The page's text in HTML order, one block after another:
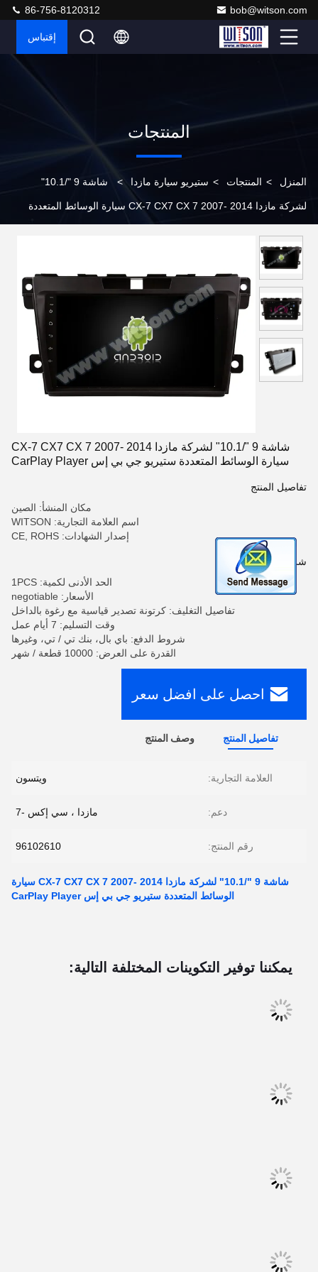
bob@witson.com
86-756-8120312
إقتباس
المنتجات
المنزل > المنتجات > ستيريو سيارة مازدا > شاشة 9 "/10.1"
لشركة مازدا CX-7 CX7 CX 7 2007- 2014 سيارة الوسائط المتعددة
شاشة 9 "/10.1" لشركة مازدا CX-7 CX7 CX 7 2007- 2014
سيارة الوسائط المتعددة ستيريو جي بي إس CarPlay Player
تفاصيل المنتج
مكان المنشأ: الصين
اسم العلامة التجارية: WITSON
إصدار الشهادات: CE, ROHS
شروط الدفع والشحن
الحد الأدنى لكمية: 1PCS
الأسعار: negotiable
تفاصيل التغليف: كرتونة تصدير قياسية مع رغوة بالداخل
وقت التسليم: 7 أيام عمل
شروط الدفع: باي بال، بنك تي / تي، وغيرها
القدرة على العرض: 10000 قطعة / شهر
احصل على افضل سعر
تفاصيل المنتج وصف المنتج
العلامة التجارية: ويتسون
دعم: مازدا ، سي إكس -7
رقم المنتج: 96102610
شاشة 9 "/10.1" لشركة مازدا CX-7 CX7 CX 7 2007- 2014 سيارة
الوسائط المتعددة ستيريو جي بي إس CarPlay Player
يمكننا توفير التكوينات المختلفة التالية: